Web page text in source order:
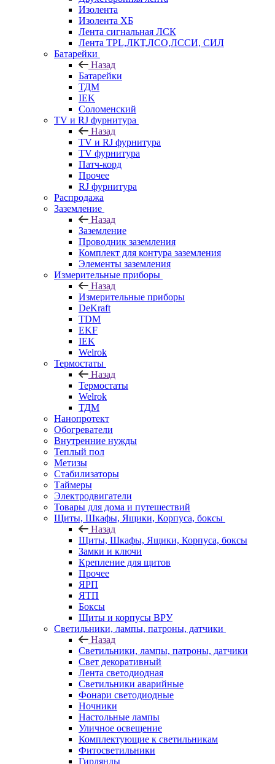
Изолента
Изолента ХБ
Лента сигнальная ЛСК
Лента TPL,ЛКТ,ЛСО,ЛССИ, СИЛ
Батарейки
Назад
Батарейки
ТДМ
IEK
Соломенский
TV и RJ фурнитура
Назад
TV и RJ фурнитура
TV фурнитура
Патч-корд
Прочее
RJ фурнитура
Распродажа
Заземление
Назад
Заземление
Проводник заземления
Комплект для контура заземления
Элементы заземления
Измерительные приборы
Назад
Измерительные приборы
DeKraft
TDM
EKF
IEK
Welrok
Термостаты
Назад
Термостаты
Welrok
ТДМ
Нанопротект
Обогреватели
Внутренние нужды
Теплый пол
Метизы
Стабилизаторы
Таймеры
Электродвигатели
Товары для дома и путешествий
Щиты, Шкафы, Ящики, Корпуса, боксы
Назад
Щиты, Шкафы, Ящики, Корпуса, боксы
Замки и ключи
Крепление для щитов
Прочее
ЯРП
ЯТП
Боксы
Щиты и корпусы ВРУ
Светильники, лампы, патроны, датчики
Назад
Светильники, лампы, патроны, датчики
Свет декоративный
Лента светодиодная
Светильники аварийные
Фонари светодиодные
Ночники
Настольные лампы
Уличное освещение
Комплектующие к светильникам
Фитосветильники
Гирлянды